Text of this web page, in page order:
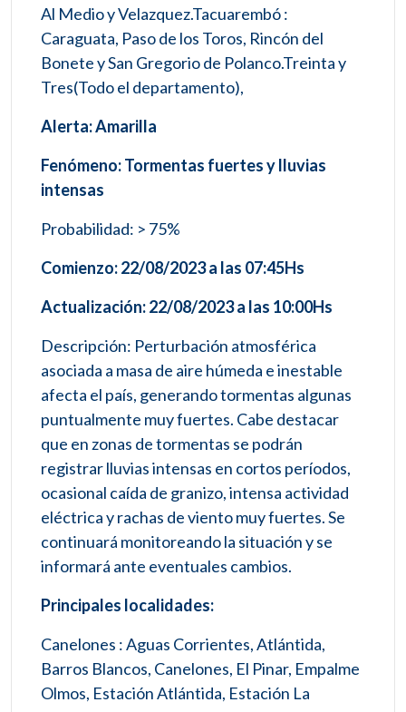
Al Medio y Velazquez.Tacuarembó :
Caraguata, Paso de los Toros, Rincón del
Bonete y San Gregorio de Polanco.Treinta y
Tres(Todo el departamento),
Alerta: Amarilla
Fenómeno: Tormentas fuertes y lluvias
intensas
Probabilidad: > 75%
Comienzo: 22/08/2023 a las 07:45Hs
Actualización: 22/08/2023 a las 10:00Hs
Descripción: Perturbación atmosférica
asociada a masa de aire húmeda e inestable
afecta el país, generando tormentas algunas
puntualmente muy fuertes. Cabe destacar
que en zonas de tormentas se podrán
registrar lluvias intensas en cortos períodos,
ocasional caída de granizo, intensa actividad
eléctrica y rachas de viento muy fuertes. Se
continuará monitoreando la situación y se
informará ante eventuales cambios.
Principales localidades:
Canelones : Aguas Corrientes, Atlántida,
Barros Blancos, Canelones, El Pinar, Empalme
Olmos, Estación Atlántida, Estación La